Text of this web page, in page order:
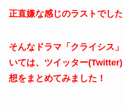
正直嫌な感じのラストでした
そんなドラマ「クライシス
いては、ツイッター
想をまとめてみました！